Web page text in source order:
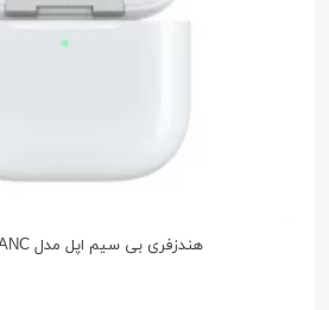
هندزفری بی سیم اپل مدل AirPods 4 ANC